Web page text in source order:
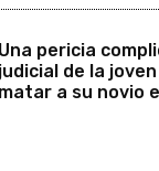
Una pericia
judicial de la
matar a su novio